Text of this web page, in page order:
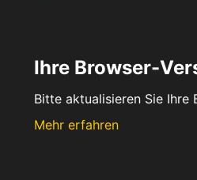
Ihre Browser-
Bitte aktualisieren Sie Ihre
Mehr erfahren